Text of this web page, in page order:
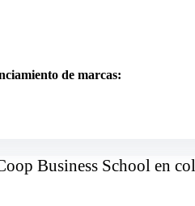
de marcas:
Business School en